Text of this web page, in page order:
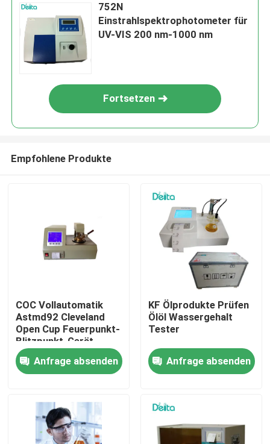
Zu Hause
Videos
752N
Einstrahlspektrophotometer für
UV-VIS 200 nm-1000 nm
Fortsetzen
Empfohlene Produkte
COC Vollautomatik
Astmd92 Cleveland
Open Cup Feuerpunkt-
Blitzpunkt-Gerät
Anfrage absenden
KF Ölprodukte Prüfen
Ölöl Wassergehalt
Tester
Anfrage absenden